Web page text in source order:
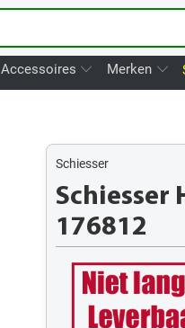
Accessoires Merken
Schiesser
Schiesser
176812